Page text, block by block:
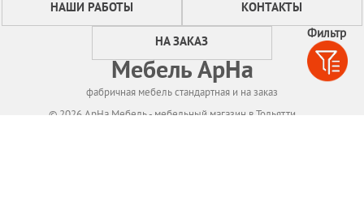
Фильтр
НАШИ РАБОТЫ КОНТАКТЫ
НА ЗАКАЗ
Мебель АрНа
фабричная мебель стандартная и на заказ
© 2026 АрНа Мебель - мебельный магазин в Тольятти